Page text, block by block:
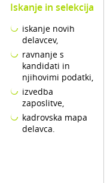
Iskanje in selekcija
iskanje novih
delavcev,
ravnanje s
kandidati in
njihovimi podatki,
izvedba
zaposlitve,
kadrovska mapa
delavca.